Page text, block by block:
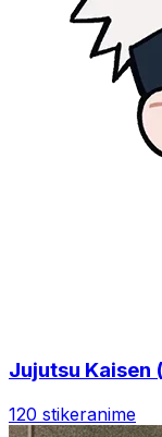
Jujutsu Kaisen
120 stikeranime